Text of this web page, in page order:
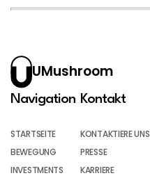
UMushroom
Navigation
STARTSEITE
BEWEGUNG
INVESTMENTS
Kontakt
KONTAKTIERE UNS
PRESSE
KARRIERE